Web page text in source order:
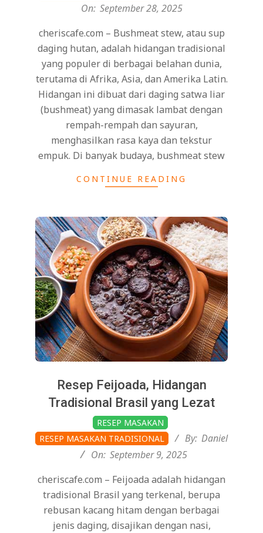
On: September 28, 2025
cheriscafe.com – Bushmeat stew, atau sup
daging hutan, adalah hidangan tradisional
yang populer di berbagai belahan dunia,
terutama di Afrika, Asia, dan Amerika Latin.
Hidangan ini dibuat dari daging satwa liar
(bushmeat) yang dimasak lambat dengan
rempah-rempah dan sayuran,
menghasilkan rasa kaya dan tekstur
empuk. Di banyak budaya, bushmeat stew
CONTINUE READING
Resep Feijoada, Hidangan
Tradisional Brasil yang Lezat
09-
09
RESEP MASAKAN
RESEP MASAKAN TRADISIONAL
By: Daniel
On: September 9, 2025
cheriscafe.com – Feijoada adalah hidangan
tradisional Brasil yang terkenal, berupa
rebusan kacang hitam dengan berbagai
jenis daging, disajikan dengan nasi,